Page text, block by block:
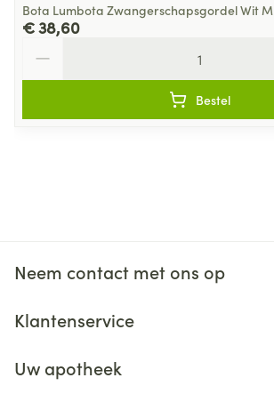
Bota Lumbota Zwangerschapsgordel Wit M
€ 38,60
Bestel
Neem contact met ons op
Klantenservice
Uw apotheek